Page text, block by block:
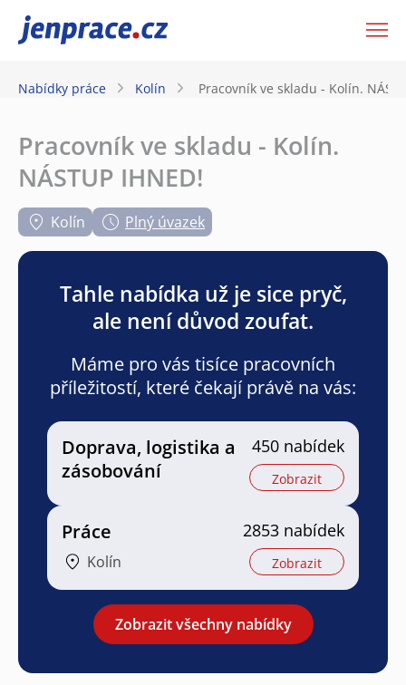
JenPráce.cz
Nabídky práce Kolín Pracovník ve skladu - Kolín.
Pracovník ve skladu - Kolín.
NÁSTUP IHNED!
Kolín Plný úvazek
Tahle nabídka už je sice pryč,
ale není důvod zoufat.
Máme pro vás tisíce pracovních
příležitostí, které čekají právě na vás:
Doprava, logistika a
zásobování
450 nabídek
Zobrazit
Práce
Kolín
2853 nabídek
Zobrazit
Zobrazit všechny nabídky